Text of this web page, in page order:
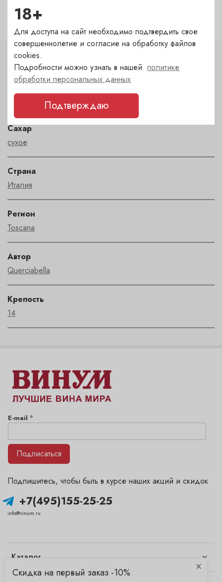
Характеристики
Цвет
белый
Сахар
сухое
Страна
Италия
Регион
Toscana
Автор
Querciabella
Крепость
14
Каталог
+7(495)155-25-25
info@vinum.ru
Подпишитесь, чтобы быть в курсе наших акций и скидок
E-mail *
Подписаться
18+
Для доступа на сайт необходимо подтвердить свое
совершеннолетие и согласие на обработку файлов
cookies.
Подробности можно узнать в нашейполитике
обработки персональных данных
Подтверждаю
×
Скидка на первый заказ -10%